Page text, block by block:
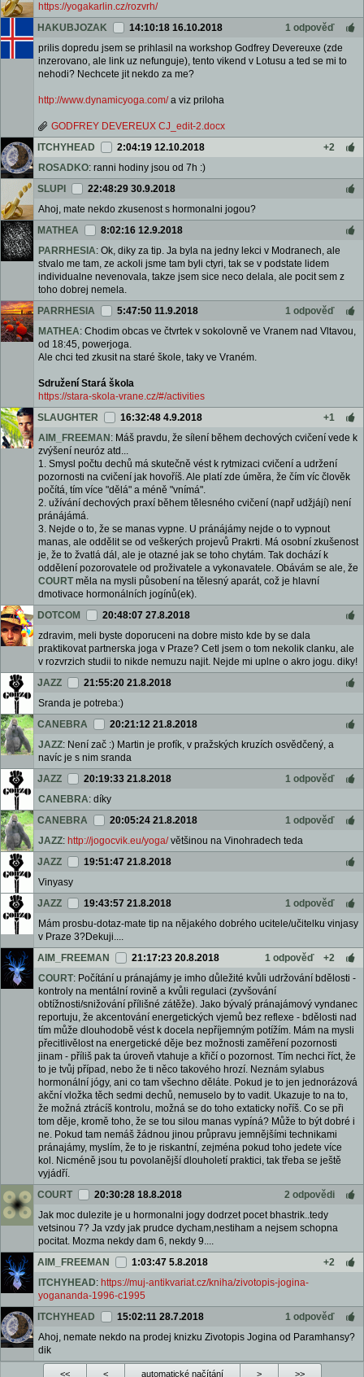
https://yogakarlin.cz/rozvrh/
HAKUBJOZAK
14:10:18 16.10.2018
1 odpověď
prilis dopredu jsem se prihlasil na workshop Godfrey Devereuxe (zde
inzerovano, ale link uz nefunguje), tento vikend v Lotusu a ted se mi to
nehodi? Nechcete jit nekdo za me?
http://www.dynamicyoga.com/a viz priloha
GODFREY DEVEREUX CJ_edit-2.docx
ITCHYHEAD
2:04:19 12.10.2018
+2
ROSADKO: ranni hodiny jsou od 7h :)
SLUPI
22:48:29 30.9.2018
Ahoj, mate nekdo zkusenost s hormonalni jogou?
MATHEA
8:02:16 12.9.2018
PARRHESIA: Ok, diky za tip. Ja byla na jedny lekci v Modranech, ale
stvalo me tam, ze ackoli jsme tam byli ctyri, tak se v podstate lidem
individualne nevenovala, takze jsem sice neco delala, ale pocit sem z
toho dobrej nemela.
PARRHESIA
5:47:50 11.9.2018
1 odpověď
MATHEA: Chodim obcas ve čtvrtek v sokolovně ve Vranem nad Vltavou,
od 18:45, powerjoga.
Ale chci ted zkusit na staré škole, taky ve Vraném.
Sdružení Stará škola
https://stara-skola-vrane.cz/#/activities
SLAUGHTER
16:32:48 4.9.2018
+1
AIM_FREEMAN : Máš pravdu, že sílení během dechových cvičení vede k
zvýšení neuróz atd...
1. Smysl počtu dechů má skutečně vést k rytmizaci cvičení a udržení
pozornosti na cvičení jak hovoříš. Ale platí zde úměra, že čím víc člověk
počítá, tím více "dělá" a méně "vnímá".
2. užívání dechových praxí během tělesného cvičení (např udžjájí) není
pránájámá.
3. Nejde o to, že se manas vypne. U pránájámy nejde o to vypnout
manas, ale oddělit se od veškerých projevů Prakrti. Má osobní zkušenost
je, že to žvatlá dál, ale je otazné jak se toho chytám. Tak dochází k
oddělení pozorovatele od proživatele a vykonavatele. Obávám se ale, že
COURTměla na mysli působení na tělesný aparát, což je hlavní
dmotivace hormonálních jogínů(ek).
DOTCOM
20:48:07 27.8.2018
zdravim, meli byste doporuceni na dobre misto kde by se dala
praktikovat partnerska joga v Praze? Cetl jsem o tom nekolik clanku, ale
v rozvrzich studii to nikde nemuzu najit. Nejde mi uplne o akro jogu. diky!
JAZZ
21:55:20 21.8.2018
Sranda je potreba:)
CANEBRA
20:21:12 21.8.2018
JAZZ: Není zač :) Martin je profík, v pražských kruzích osvědčený, a
navíc je s nim sranda
JAZZ
20:19:33 21.8.2018
1 odpověď
CANEBRA: díky
CANEBRA
20:05:24 21.8.2018
1 odpověď
JAZZ: http://jogocvik.eu/yoga/většinou na Vinohradech teda
JAZZ
19:51:47 21.8.2018
Vinyasy
JAZZ
19:43:57 21.8.2018
1 odpověď
Mám prosbu-dotaz-mate tip na nějakého dobrého ucitele/učitelku vinjasy
v Praze 3?Dekuji....
AIM_FREEMAN
21:17:23 20.8.2018 1 odpověď
+2
COURT: Počítání u pránajámy je imho důležité kvůli udržování bdělosti -
kontroly na mentální rovině a kvůli regulaci (zyvšování
obtížnosti/snižování přílišné zátěže). Jako bývalý pránajámový vyndanec
reportuju, že akcentování energetických vjemů bez reflexe - bdělosti nad
tím může dlouhodobě vést k docela nepříjemným potížím. Mám na mysli
přecitlivělost na energetické děje bez možnosti zaměření pozornosti
jinam - příliš pak ta úroveň vtahuje a křičí o pozornost. Tím nechci říct, že
to je tvůj případ, nebo že ti něco takového hrozí. Neznám sylabus
hormonální jógy, ani co tam všechno děláte. Pokud je to jen jednorázová
akční vložka těch sedmi dechů, nemuselo by to vadit. Ukazuje to na to,
že možná ztrácíš kontrolu, možná se do toho extaticky noříš. Co se při
tom děje, kromě toho, že se tou silou manas vypíná? Může to být dobré i
ne. Pokud tam nemáš žádnou jinou průpravu jemnějšími technikami
pránajámy, myslím, že to je riskantní, zejména pokud toho jedete více
kol. Nicméně jsou tu povolanější dlouholetí praktici, tak třeba se ještě
vyjádří.
COURT
20:30:28 18.8.2018
2 odpovědi
Jak moc dulezite je u hormonalni jogy dodrzet pocet bhastrik..tedy
vetsinou 7? Ja vzdy jak prudce dycham,nestiham a nejsem schopna
pocitat. Mozma nekdy dam 6, nekdy 9....
AIM_FREEMAN
1:03:47 5.8.2018
+2
ITCHYHEAD: https://muj-antikvariat.cz/kniha/zivotopis-jogina-
yogananda-1996-c1995
ITCHYHEAD
15:02:11 28.7.2018
1 odpověď
Ahoj, nemate nekdo na prodej knizku Zivotopis Jogina od Paramhansy?
dik
<< < automatické načítání > >>